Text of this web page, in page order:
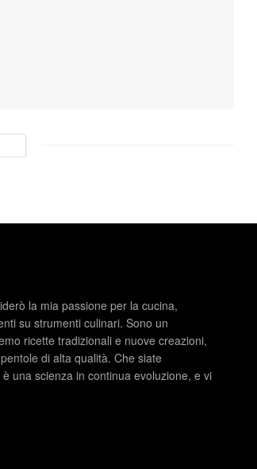
la mia passione per la cucina,
su strumenti culinari. Sono un
ricette tradizionali e nuove creazioni,
di alta qualità. Che siate
una scienza in continua evoluzione, e vi